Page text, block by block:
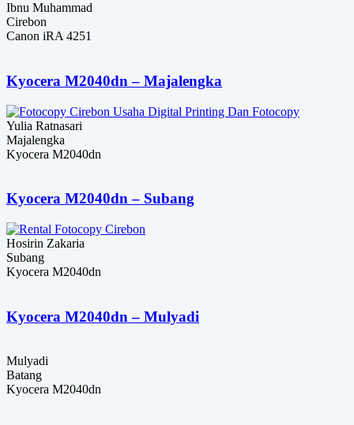
Ibnu Muhammad
Cirebon
Canon iRA 4251
Kyocera M2040dn – Majalengka
Yulia Ratnasari
Majalengka
Kyocera M2040dn
Kyocera M2040dn – Subang
Hosirin Zakaria
Subang
Kyocera M2040dn
Kyocera M2040dn – Mulyadi
Mulyadi
Batang
Kyocera M2040dn